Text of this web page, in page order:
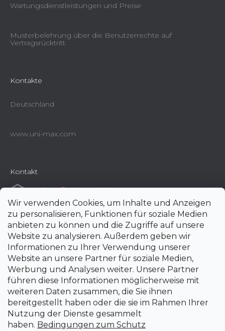
Wir verwenden Cookies, um Inhalte und Anzeigen
zu personalisieren, Funktionen für soziale Medien
anbieten zu können und die Zugriffe auf unsere
Website zu analysieren. Außerdem geben wir
Informationen zu Ihrer Verwendung unserer
Website an unsere Partner für soziale Medien,
Werbung und Analysen weiter. Unsere Partner
führen diese Informationen möglicherweise mit
weiteren Daten zusammen, die Sie ihnen
bereitgestellt haben oder die sie im Rahmen Ihrer
Nutzung der Dienste gesammelt
haben. Bedingungen zum Schutz
Wartungsdienstleistungen und Preise
Musterbelehrung über die Benutzerrechte auf
Vertragsrücktritt
Kontakte
Deutschland
www.uni-max.com
Kontakt
e-shop@uni-max.de
+420 266 190 190